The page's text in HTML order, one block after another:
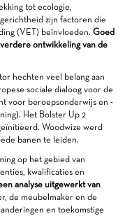
tot ecologie,
zijn factoren die
(VET) beïnvloeden. Goed
ontwikkeling van de
hechten veel belang aan
sociale dialoog voor de
voor beroepsonderwijs en -
Het Bolster Up 2
Woodwize werd
banen te leiden.
op het gebied van
kwalificaties en
analyse uitgewerkt van
de meubelmaker en de
en toekomstige